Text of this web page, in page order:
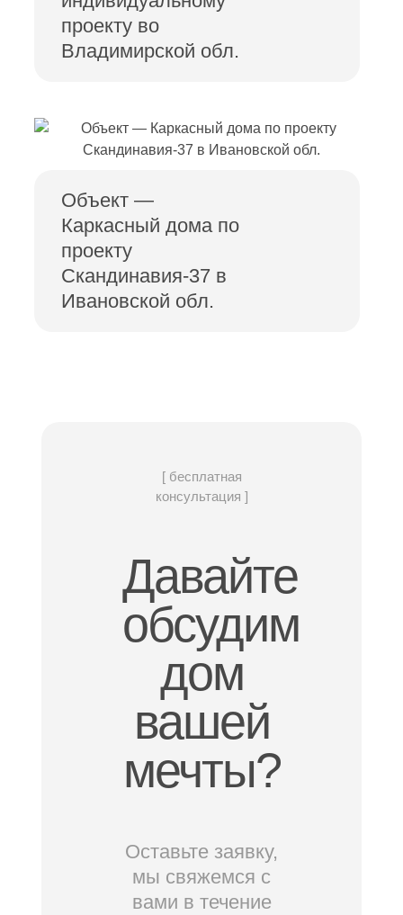
проекту во
Владимирской обл.
Объект —
Каркасный дома по
проекту
Скандинавия-37 в
Ивановской обл.
[ бесплатная
консультация ]
Давайте
обсудим
дом
вашей
мечты?
Оставьте заявку,
мы свяжемся с
вами в течение